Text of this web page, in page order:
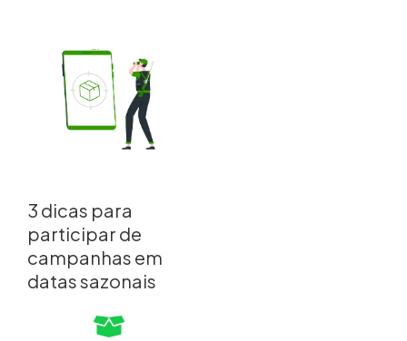
3 dicas para
participar de
campanhas em
datas sazonais